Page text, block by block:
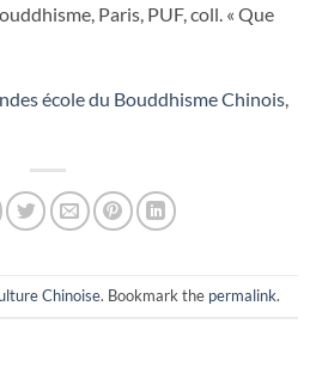
Paris, PUF, coll. « Que
école du Bouddhisme Chinois
Chinoise. Bookmark the permalink.